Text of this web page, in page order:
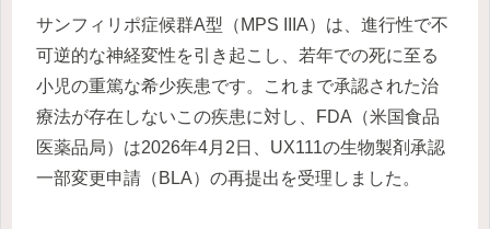
サンフィリポ症候群A型（MPS IIIA）は、進行性で不
可逆的な神経変性を引き起こし、若年での死に至る
小児の重篤な希少疾患です。これまで承認された治
療法が存在しないこの疾患に対し、FDA（米国食品
医薬品局）は2026年4月2日、UX111の生物製剤承認
一部変更申請（BLA）の再提出を受理しました。